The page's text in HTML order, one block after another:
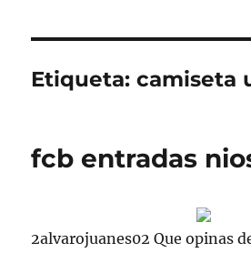
Etiqueta:camiseta
fcb entradas
2alvarojuanes02 Que opinas